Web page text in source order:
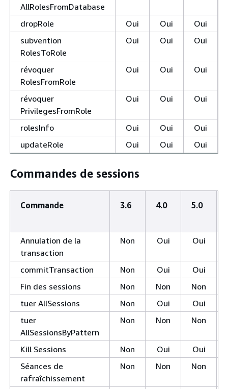
AllRolesFromDatabase
dropRole Oui Oui
Oui
subvention
RolesToRole
Oui Oui Oui
révoquer
RolesFromRole
Oui Oui Oui
révoquer
PrivilegesFromRole
Oui Oui Oui
rolesInfo Oui Oui
Oui
updateRole
Oui Oui Oui
Commandes de sessions
Commande 3.6 4.0 5.0
Annulation de la
transaction
Non Oui Oui
commitTransaction Non Oui Oui
Fin des sessions
Non Non Non
tuer AllSessions
Non Oui Oui
tuer
AllSessionsByPattern
Non Non Non
Kill Sessions Non Oui Oui
Séances de
rafraîchissement
Non Non Non